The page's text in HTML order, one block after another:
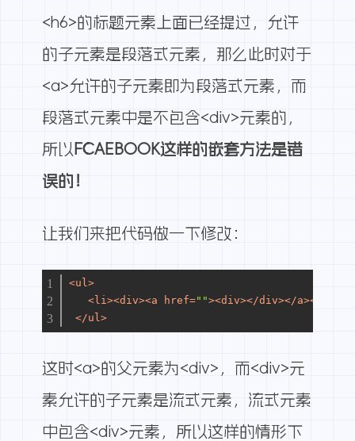
<h6>的标题元素上面已经提过，允许
的子元素是段落式元素，那么此时对于
<a>允许的子元素即为段落式元素，而
段落式元素中是不包含<div>元素的，
所以 FCAEBOOK这样的嵌套方法是错
误的！
让我们来把代码做一下修改：
<ul>
< li><div><a href=""><div></div></a></
</ul>
这时<a>的父元素为<div>，而<div>元
素允许的子元素是流式元素，流式元素
中包含<div>元素，所以这样的情形下